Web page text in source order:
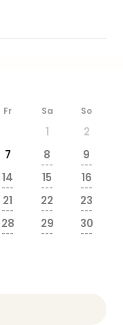
Fr Sa So
1
2
7 8
---
9
---
14
---
15
---
16
---
21
---
22
---
23
---
28
---
29
---
30
---